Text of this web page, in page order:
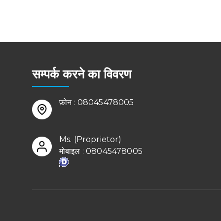
सम्पर्क करने का विवरण
फ़ोन : 08045478005
Ms. (Proprietor)
मोबाइल :08045478005